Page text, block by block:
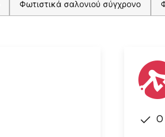
Φωτιστικά σαλονιού σύγχρονο
Ο